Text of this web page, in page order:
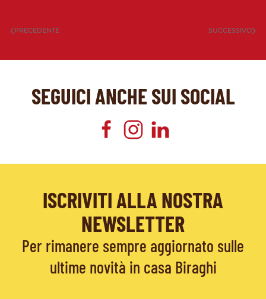
PRECEDENTE SUCCESSIVO
SEGUICI ANCHE SUI SOCIAL
ISCRIVITI ALLA NOSTRA
NEWSLETTER
Per rimanere sempre aggiornato sulle
ultime novità in casa Biraghi